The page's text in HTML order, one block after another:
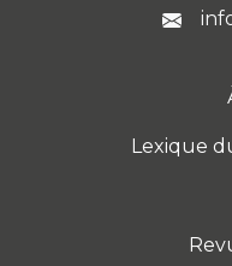
Lexique